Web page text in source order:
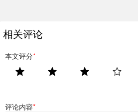
相关评论
本文评分*
评论内容*